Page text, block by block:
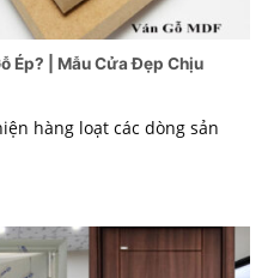
Ép? | Mẫu Cửa Đẹp Chịu
hàng loạt các dòng sản